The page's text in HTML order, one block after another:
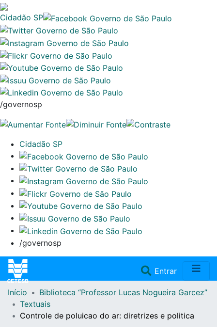
Cidadão SP
/governosp
Cidadão SP
/governosp
Entrar(current)
Home
Início
Biblioteca “Professor Lucas Nogueira Garcez”
Textuais
Controle de poluicao do ar: diretrizes e politica